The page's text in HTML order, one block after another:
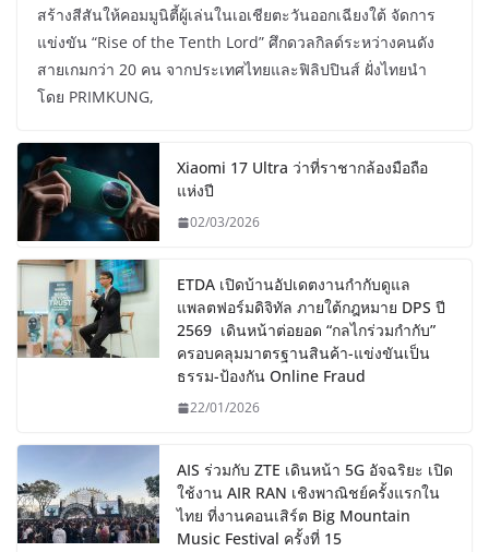
สร้างสีสันให้คอมมูนิตี้ผู้เล่นในเอเชียตะวันออกเฉียงใต้ จัดการ
แข่งขัน “Rise of the Tenth Lord” ศึกดวลกิลด์ระหว่างคนดัง
สายเกมกว่า 20 คน จากประเทศไทยและฟิลิปปินส์ ฝั่งไทยนำ
โดย PRIMKUNG,
Xiaomi 17 Ultra ว่าที่ราชากล้องมือถือ
แห่งปี
02/03/2026
ETDA เปิดบ้านอัปเดตงานกำกับดูแล
แพลตฟอร์มดิจิทัล ภายใต้กฎหมาย DPS ปี
2569 เดินหน้าต่อยอด “กลไกร่วมกำกับ”
ครอบคลุมมาตรฐานสินค้า-แข่งขันเป็น
ธรรม-ป้องกัน Online Fraud
22/01/2026
AIS ร่วมกับ ZTE เดินหน้า 5G อัจฉริยะ เปิด
ใช้งาน AIR RAN เชิงพาณิชย์ครั้งแรกใน
ไทย ที่งานคอนเสิร์ต Big Mountain
Music Festival ครั้งที่ 15